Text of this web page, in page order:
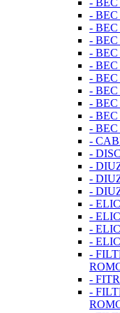
-
-
-
-
-
-
-
-
-
-
-
-
-
-
-
-
-
-
-
-
-
-
-